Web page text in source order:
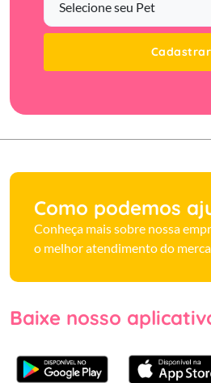
Cadastrar
Como podemos
Conheça mais sobre nossa
o melhor atendimento do
Baixe nosso